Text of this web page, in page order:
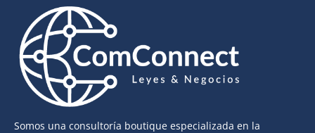
Somos una consultoría boutique especializada en la